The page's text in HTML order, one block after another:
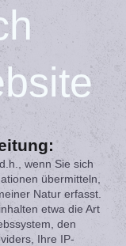
wenn Sie sich
übermitteln,
Natur erfasst.
etwa die Art
den
Ihre IP-